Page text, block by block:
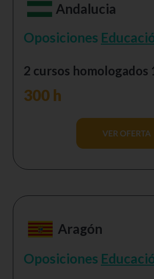
Andalucia
Oposiciones
2 cursos homologados
300 h
Aragón
Oposiciones